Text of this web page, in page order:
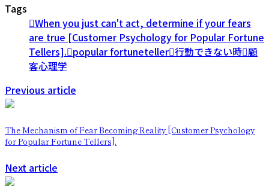
Tags
When you just can't act, determine if your fears
are true [Customer Psychology for Popular Fortune
Tellers]. popular fortuneteller 行動できない時 顧
客心理学
Previous article
The Mechanism of Fear Becoming Reality [Customer Psychology
for Popular Fortune Tellers].
Next article